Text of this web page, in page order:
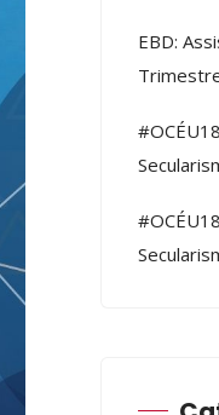
EBD: